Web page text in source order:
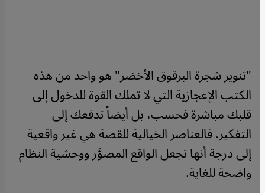
"تنوير شجرة البرقوق الأخضر" هو واحد من هذه
الكتب الإعجازية التي لا تملك القوة للدخول إلى
قلبك مباشرة فحسب، بل أيضاً تدفعك إلى
التفكير. فالعناصر الخيالية للقصة هي غير واقعية
إلى درجة أنها تجعل الواقع المصوَّر ووحشية النظام
واضحة للغاية.